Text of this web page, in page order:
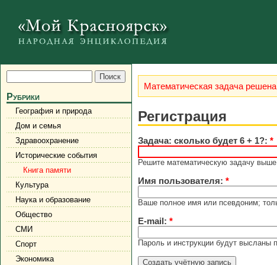
Рубрики
География и природа
Дом и семья
Здравоохранение
Исторические события
Книга памяти
Культура
Наука и образование
Общество
СМИ
Спорт
Экономика
Математическая задача
Регистрация
Задача: сколько будет 6 + 1?: *
Решите математическую задачу
Имя пользователя: *
Ваше полное имя или псевдоним;
E-mail: *
Пароль и инструкции будут высланы